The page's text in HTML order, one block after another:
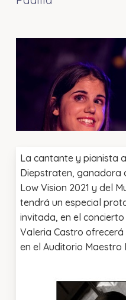
La cantante y pianista
Diepstraten, ganadora
Low Vision 2021 y del
tendrá un especial
invitada, en el
Valeria Castro ofrecerá
en el Auditorio Maestro